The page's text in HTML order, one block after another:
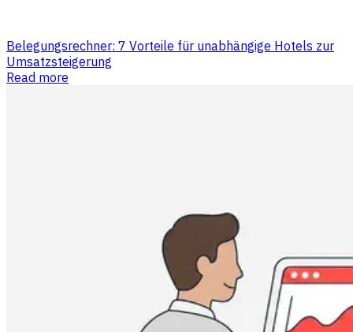
Belegungsrechner: 7 Vorteile für unabhängige Hotels zur
Umsatzsteigerung
Read more